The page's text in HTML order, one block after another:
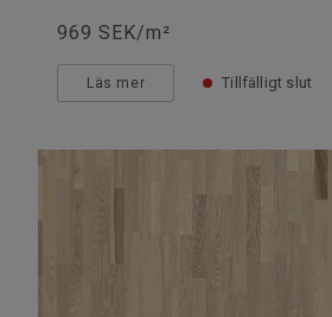
969 SEK/m²
Läs mer Tillfälligt slut